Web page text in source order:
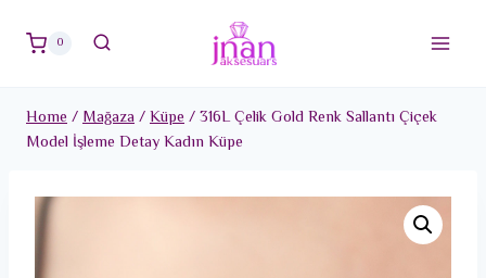
0
Home/Mağaza/Küpe/316L Çelik Gold Renk Sallantı Çiçek
Model İşleme Detay Kadın Küpe